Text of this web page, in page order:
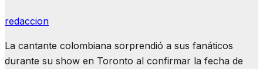
redaccion
La cantante colombiana sorprendió a sus fanáticos
durante su show en Toronto al confirmar la fecha de